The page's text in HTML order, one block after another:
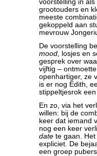
voorstelling in
grootouders en
meeste
gekoppeld aan
mevrouw
De voorstelling
mood, losjes en
gesprek over
vijftig –
openhartiger, ze
is er nog Edith,
stippeltjesrok
En zo, via het
willen: bij de
keer dat iemand
nog een keer
date te gaan.
expliciet. De
een groep